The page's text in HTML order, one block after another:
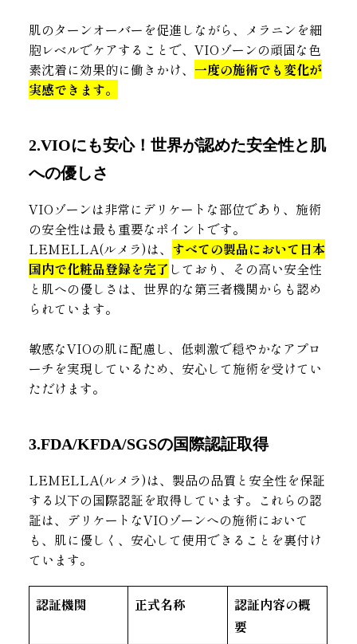
肌のターンオーバーを促進しながら、メラニンを細
胞レベルでケアすることで、VIOゾーンの頑固な色
素沈着に効果的に働きかけ、 一度の施術でも変化が
実感できます。
2.VIOにも安心！世界が認めた安全性と肌
への優しさ
VIOゾーンは非常にデリケートな部位であり、施術
の安全性は最も重要なポイントです。
LEMELLA(ルメラ)は、 すべての製品において日本
国内で化粧品登録を完了 しており、その高い安全性
と肌への優しさは、世界的な第三者機関からも認め
られています。
敏感なVIOの肌に配慮し、低刺激で穏やかなアプロ
ーチを実現しているため、安心して施術を受けてい
ただけます。
3.FDA/KFDA/SGSの国際認証取得
LEMELLA(ルメラ)は、製品の品質と安全性を保証
する以下の国際認証を取得しています。これらの認
証は、デリケートなVIOゾーンへの施術において
も、肌に優しく、安心して使用できることを裏付け
ています。
認証機関 正式名称
認証内容の概
要